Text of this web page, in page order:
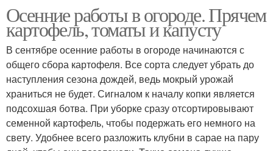
Осенние работы в огороде. Прячем
картофель, томаты и капусту
В сентябре осенние работы в огороде начинаются с
общего сбора картофеля. Все сорта следует убрать до
наступления сезона дождей, ведь мокрый урожай
храниться не будет. Сигналом к началу копки является
подсохшая ботва. При уборке сразу отсортировывают
семенной картофель, чтобы подержать его немного на
свету. Удобнее всего разложить клубни в сарае на пару